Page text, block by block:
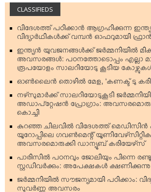
CLASSIFIEDS
വിദേശത്ത് പഠിക്കാന്‍ ആഗ്രഹിക്കുന്ന
വിദ്യാര്‍ഥികള്‍ക്ക് വമ്പന്‍ ഓഫറുമായി
ഇന്ത്യന്‍ യുവജനങ്ങള്‍ക്ക് ജര്‍മ്മനിയില്‍
അവസരങ്ങള്‍: പഠനത്തോടൊപ്പം എല്ലാ
രൂപയോളം സാലറിയോടു കൂടിയ
ഓണ്‍ലൈന്‍ തൊഴില്‍ മേള, ‘കണക്ട് ടു
നഴ്‌സുമാര്‍ക്ക് സാലറിയോടുകൂടി
അഡാപ്റ്റേഷന്‍ പ്രോഗ്രാം:
കൊച്ചി
കുറഞ്ഞ ചിലവില്‍ വിദേശത്ത് മെഡിസിന്‍
യൂറോപ്പിലെ ഗവണ്‍മെന്റ്
അവസരമൊരുക്കി ഡാന്യൂബ് കരിയേഴ്‌സ്
പാരിസില്‍ പഠനവും ജോലിയും പിന്നെ
സ്റ്റഡിവര്‍ക്കും: അപേക്ഷകള്‍ ക്ഷണിക്കുന്നു
ജര്‍മ്മനിയില്‍ സൗജന്യമായി പഠിക്കാം: